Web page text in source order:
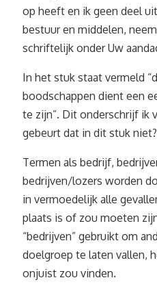
op heeft en ik geen deel
bestuur en middelen,
schriftelijk onder Uw
In het stuk staat vermeld
boodschappen dient een
te zijn”. Dit onderschrijf ik
gebeurt dat in dit stuk niet?
Termen als bedrijf,
bedrijven/lozers worden
in vermoedelijk alle
plaats is of zou moeten
“bedrijven” gebruikt om
doelgroep te laten vallen,
onjuist zou vinden.